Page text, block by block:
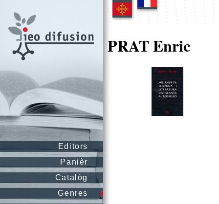
Editors
Panièr
Catalòg
Genres
PRAT Enric